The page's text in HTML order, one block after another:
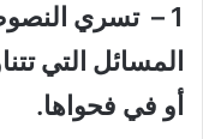
1 – تسري
المسائل التي
أو في فحواها.